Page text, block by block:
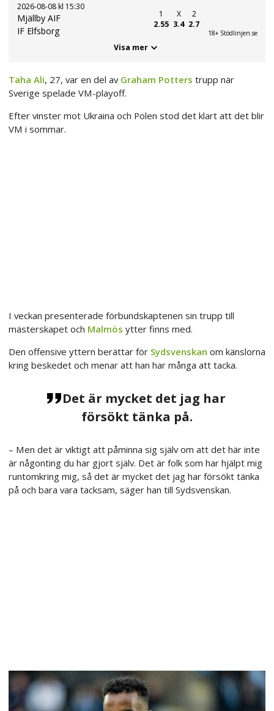
2026-08-08 kl 15:30
Mjällby AIF
IF Elfsborg
1
2.55
X
3.4
2
2.7
18+ Stödlinjen.se
Visa mer
Taha Ali, 27, var en del av Graham Potters trupp när
Sverige spelade VM-playoff.
Efter vinster mot Ukraina och Polen stod det klart att det blir
VM i sommar.
I veckan presenterade förbundskaptenen sin trupp till
mästerskapet och Malmös ytter finns med.
Den offensive yttern berättar för Sydsvenskan om känslorna
kring beskedet och menar att han har många att tacka.
Det är mycket det jag har
försökt tänka på.
– Men det är viktigt att påminna sig själv om att det här inte
är någonting du har gjort själv. Det är folk som har hjälpt mig
runtomkring mig, så det är mycket det jag har försökt tänka
på och bara vara tacksam, säger han till Sydsvenskan.